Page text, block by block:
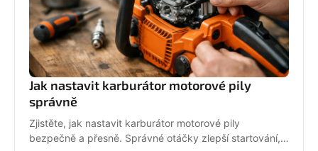
Jak nastavit karburátor motorové pily
správně
Zjistěte, jak nastavit karburátor motorové pily
bezpečně a přesně. Správné otáčky zlepší startování,